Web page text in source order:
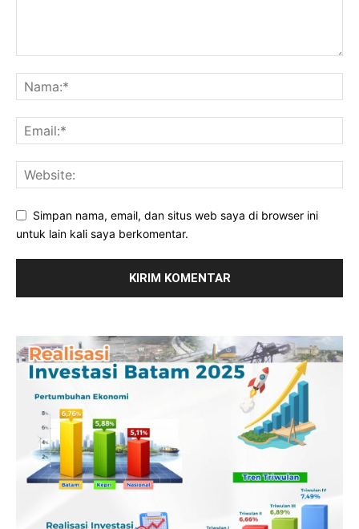
Simpan nama, email, dan situs web saya di browser ini
untuk lain kali saya berkomentar.